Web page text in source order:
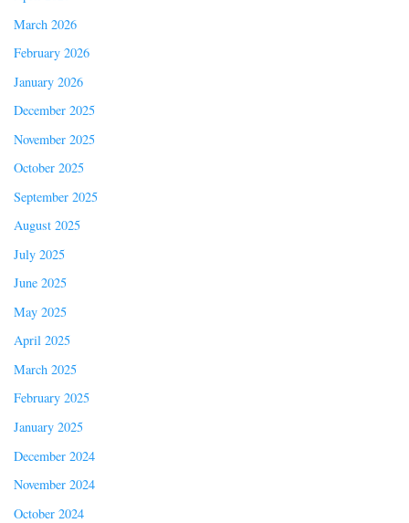
March 2026
February 2026
January 2026
December 2025
November 2025
October 2025
September 2025
August 2025
July 2025
June 2025
May 2025
April 2025
March 2025
February 2025
January 2025
December 2024
November 2024
October 2024